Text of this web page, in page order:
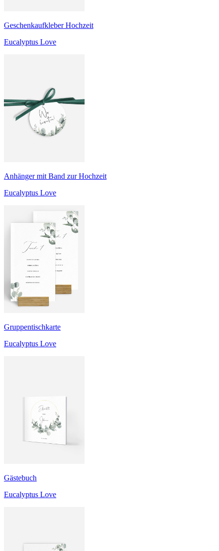
Geschenkaufkleber Hochzeit
Eucalyptus Love
Anhänger mit Band zur Hochzeit
Eucalyptus Love
Gruppentischkarte
Eucalyptus Love
Gästebuch
Eucalyptus Love